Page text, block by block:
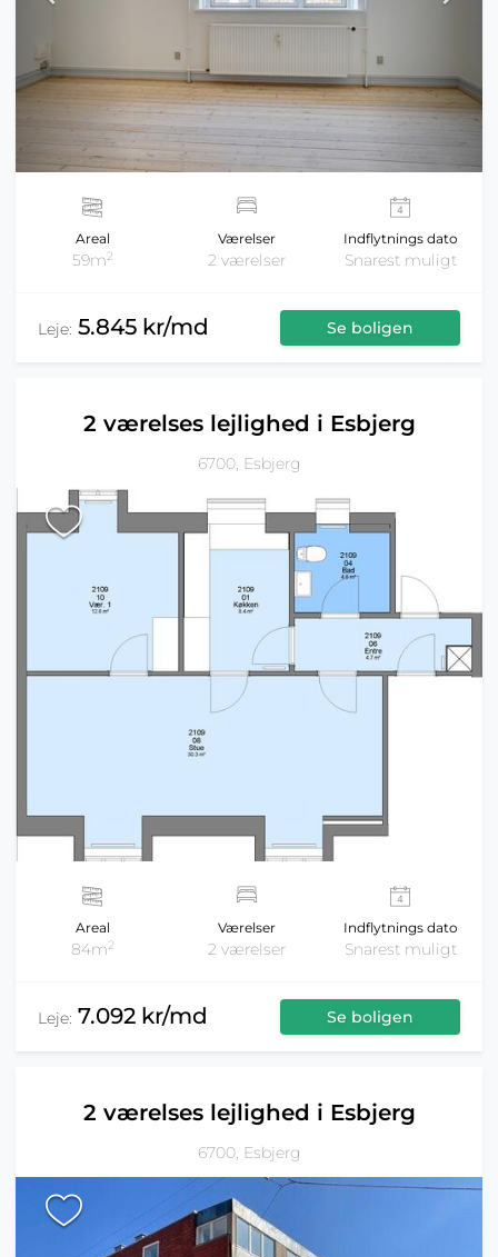
Areal
59m2
Værelser
2 værelser
Indflytnings dato
Snarest muligt
Leje: 5.845 kr/md Se boligen
2 værelses lejlighed i Esbjerg
6700, Esbjerg
Areal
84m2
Værelser
2 værelser
Indflytnings dato
Snarest muligt
Leje: 7.092 kr/md Se boligen
2 værelses lejlighed i Esbjerg
6700, Esbjerg